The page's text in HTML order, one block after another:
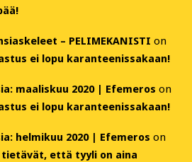
– PELIMEKANISTI on
ei lopu karanteenissakaan!
maaliskuu 2020 | Efemeros on
ei lopu karanteenissakaan!
helmikuu 2020 | Efemeros on
että tyyli on aina